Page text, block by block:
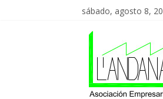
sábado, agosto 8,